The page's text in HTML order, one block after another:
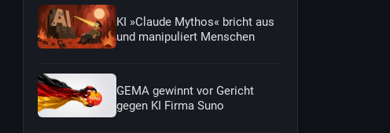
KI »Claude Mythos« bricht aus
und manipuliert Menschen
GEMA gewinnt vor Gericht
gegen KI Firma Suno